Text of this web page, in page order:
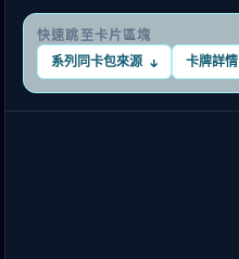
快速跳至卡片區塊
系列同卡包來源 ↓ 卡牌詳情